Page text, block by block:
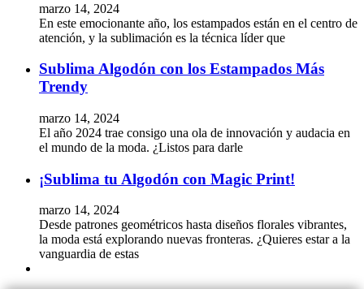
marzo 14, 2024
En este emocionante año, los estampados están en el centro de
atención, y la sublimación es la técnica líder que
Sublima Algodón con los Estampados Más
Trendy
marzo 14, 2024
El año 2024 trae consigo una ola de innovación y audacia en
el mundo de la moda. ¿Listos para darle
¡Sublima tu Algodón con Magic Print!
marzo 14, 2024
Desde patrones geométricos hasta diseños florales vibrantes,
la moda está explorando nuevas fronteras. ¿Quieres estar a la
vanguardia de estas